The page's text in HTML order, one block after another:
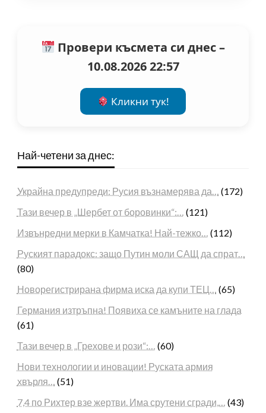
Провери късмета си днес –
10.08.2026 22:57
Кликни тук!
Най-четени за днес:
Украйна предупреди: Русия възнамерява да… (172)
Тази вечер в „Шербет от боровинки“:… (121)
Извънредни мерки в Камчатка! Най-тежко… (112)
Руският парадокс: защо Путин моли САЩ да спрат…
(80)
Новорегистрирана фирма иска да купи ТЕЦ… (65)
Германия изтръпна! Появиха се камъните на глада
(61)
Тази вечер в „Грехове и рози“:… (60)
Нови технологии и иновации! Руската армия
хвърля… (51)
7,4 по Рихтер взе жертви. Има срутени сгради,… (43)